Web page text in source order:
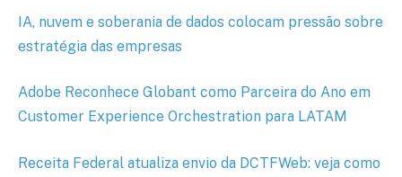
IA, nuvem e soberania de dados colocam pressão sobre
estratégia das empresas
Adobe Reconhece Globant como Parceira do Ano em
Customer Experience Orchestration para LATAM
Receita Federal atualiza envio da DCTFWeb: veja como